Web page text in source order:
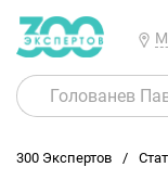
300 Экспертов